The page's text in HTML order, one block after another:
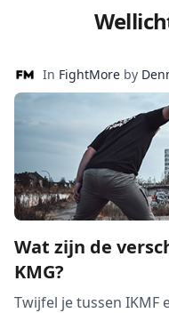
In FightMore by
Wat zijn de
KMG?
Twijfel je tussen IKMF